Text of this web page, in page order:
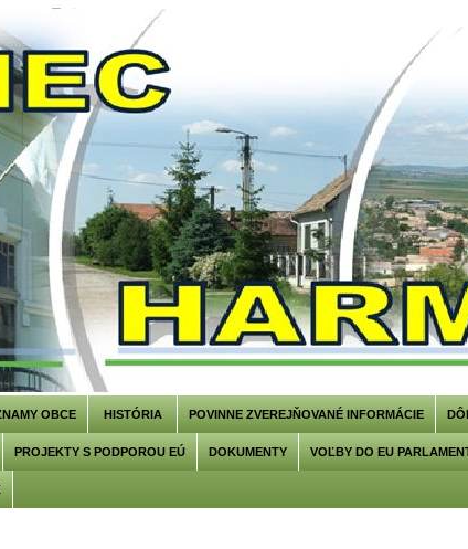
OBCE HISTÓRIA POVINNE ZVEREJŇOVANÉ INFORMÁCIE
PROJEKTY S PODPOROU EÚ DOKUMENTY VOĽBY DO EU